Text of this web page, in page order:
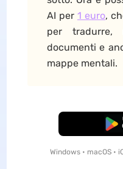
AI per 1 euro,
per tradurre,
documenti e
mappe mentali.
Windows • macOS •